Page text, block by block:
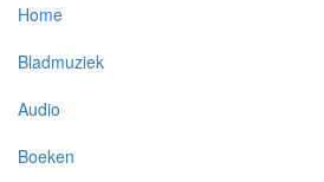
Home
Bladmuziek
Audio
Boeken